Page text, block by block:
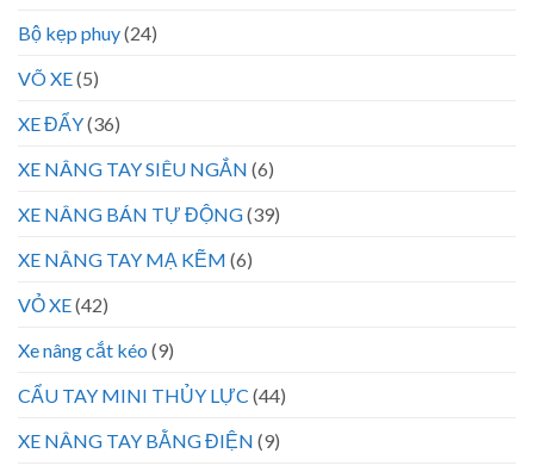
Bộ kẹp phuy(24)
VÕ XE(5)
XE ĐẨY(36)
XE NÂNG TAY SIÊU NGẮN (6)
XE NÂNG BÁN TỰ ĐỘNG(39)
XE NÂNG TAY MẠ KẼM (6)
VỎ XE(42)
Xe nâng cắt kéo (9)
CẨU TAY MINI THỦY LỰC (44)
XE NÂNG TAY BẰNG ĐIỆN (9)